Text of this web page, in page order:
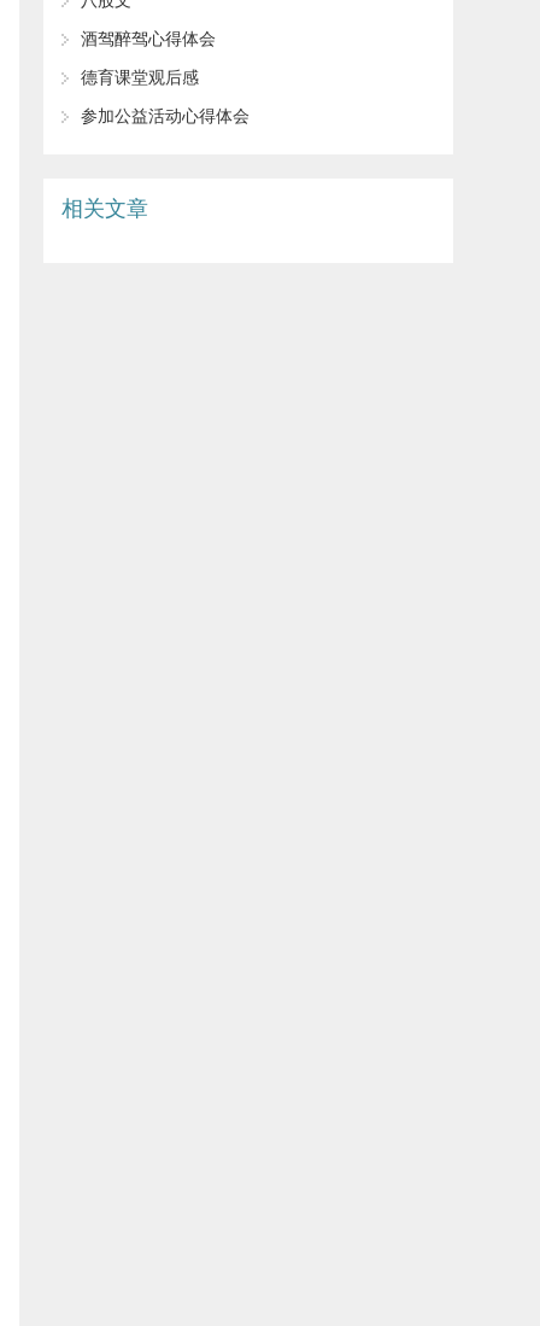
酒驾醉驾心得体会
德育课堂观后感
参加公益活动心得体会
相关文章